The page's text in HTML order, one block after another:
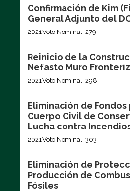
Confirmación de Kim
General Adjunto del
2021Voto Nominal: 279
Reinicio de la
Nefasto Muro
2021Voto Nominal: 298
Eliminación de Fondos
Cuerpo Civil de
Lucha contra
2021Voto Nominal: 303
Eliminación de
Producción de
Fósiles